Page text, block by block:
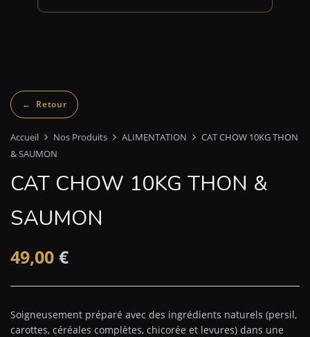
Accueil Nos Produits ALIMENTATION
CAT CHOW 10KG THON
& SAUMON
CAT CHOW 10KG THON &
SAUMON
49,00 €
Soigneusement préparé avec des ingrédients naturels (persil,
carottes, céréales complètes, chicorée et levures) dans une